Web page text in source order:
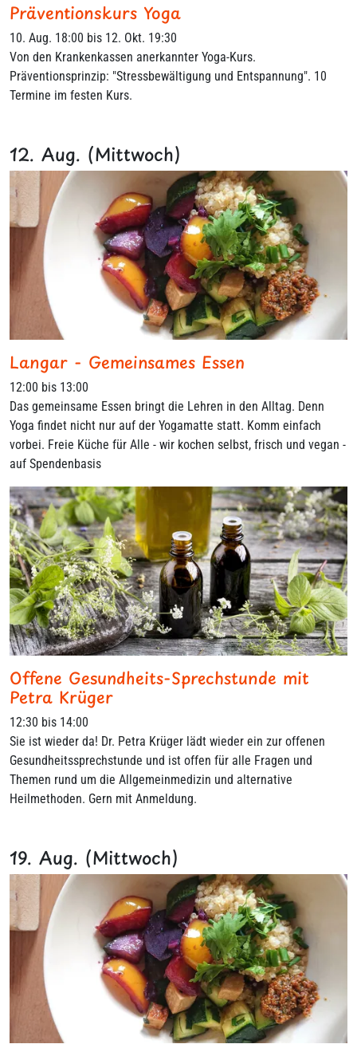
Präventionskurs Yoga
10. Aug. 18:00 bis 12. Okt. 19:30
Von den Krankenkassen anerkannter Yoga-Kurs.
Präventionsprinzip: "Stressbewältigung und Entspannung". 10
Termine im festen Kurs.
12. Aug. (Mittwoch)
Langar - Gemeinsames Essen
12:00 bis 13:00
Das gemeinsame Essen bringt die Lehren in den Alltag. Denn
Yoga findet nicht nur auf der Yogamatte statt. Komm einfach
vorbei. Freie Küche für Alle - wir kochen selbst, frisch und vegan -
auf Spendenbasis
Offene Gesundheits-Sprechstunde mit
Petra Krüger
12:30 bis 14:00
Sie ist wieder da! Dr. Petra Krüger lädt wieder ein zur offenen
Gesundheitssprechstunde und ist offen für alle Fragen und
Themen rund um die Allgemeinmedizin und alternative
Heilmethoden. Gern mit Anmeldung.
19. Aug. (Mittwoch)